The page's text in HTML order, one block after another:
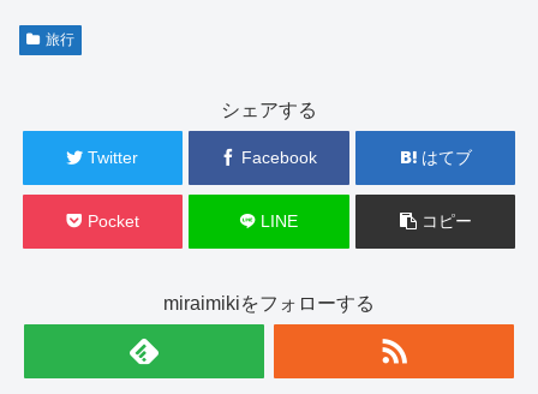
旅行
シェアする
Twitter Facebook はてブ
Pocket LINE コピー
miraimikiをフォローする